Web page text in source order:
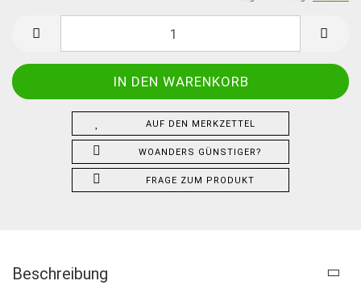
AUF DEN MERKZETTEL
WOANDERS GÜNSTIGER?
FRAGE ZUM PRODUKT
Beschreibung